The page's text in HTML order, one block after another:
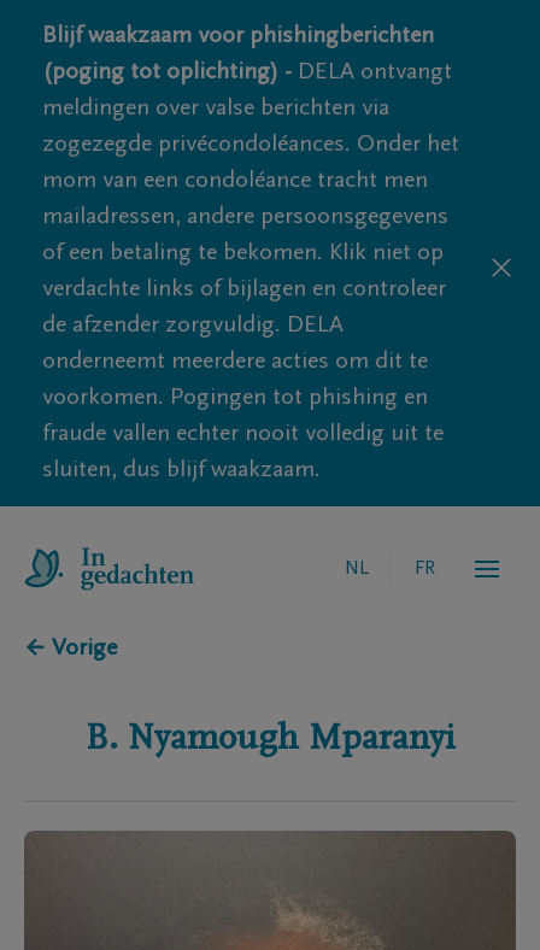
Blijf waakzaam voor phishingberichten
(poging tot oplichting) - DELA ontvangt
meldingen over valse berichten via
zogezegde privécondoléances. Onder het
mom van een condoléance tracht men
mailadressen, andere persoonsgegevens
of een betaling te bekomen. Klik niet op
verdachte links of bijlagen en controleer
de afzender zorgvuldig. DELA
onderneemt meerdere acties om dit te
voorkomen. Pogingen tot phishing en
fraude vallen echter nooit volledig uit te
sluiten, dus blijf waakzaam.
NL FR
← Vorige
B. Nyamough Mparanyi